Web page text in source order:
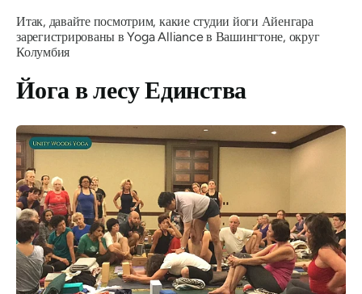
Итак, давайте посмотрим, какие студии йоги Айенгара
зарегистрированы в Yoga Alliance в Вашингтоне, округ
Колумбия
Йога в лесу Единства